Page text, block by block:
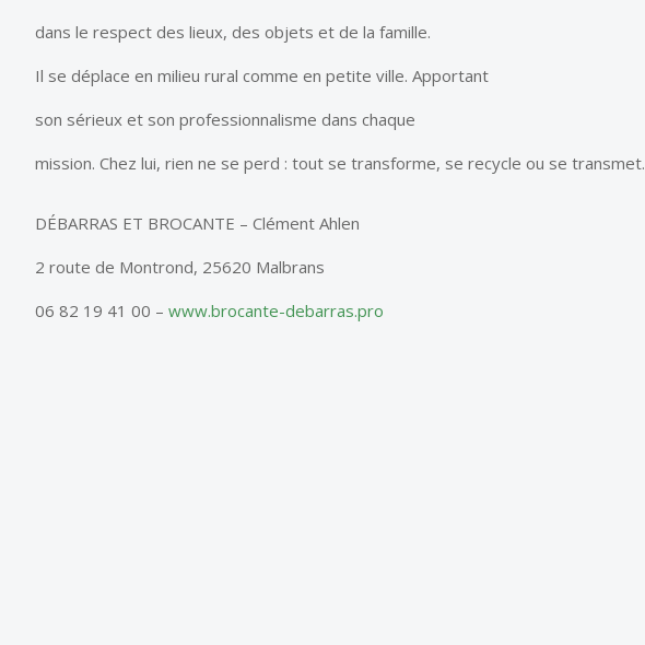
dans le respect des lieux, des objets et de la famille.
Il se déplace en milieu rural comme en petite ville. Apportant
son sérieux et son professionnalisme dans chaque
mission. Chez lui, rien ne se perd : tout se transforme, se recycle ou se transmet.
DÉBARRAS ET BROCANTE – Clément Ahlen
2 route de Montrond, 25620 Malbrans
06 82 19 41 00 – www.brocante-debarras.pro